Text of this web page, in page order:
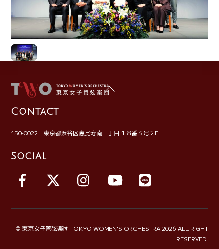
Back
Contact
150-0022 東京都渋谷区恵比寿南一丁目１８番３号２F
Social
Facebook YouTube
© 東京女子管弦楽団 TOKYO WOMEN'S ORCHESTRA2026 ALL RIGHT
RESERVED.